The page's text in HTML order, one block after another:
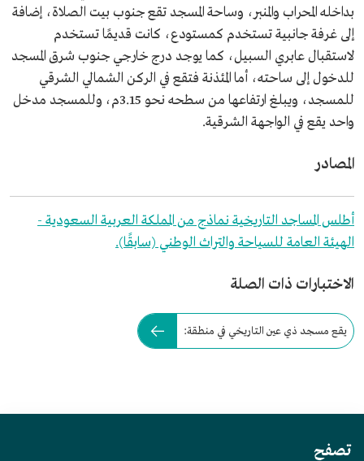
بداخله المحراب والمنبر، وساحة المسجد تقع جنوب بيت الصلاة، إضافة
إلى غرفة جانبية تستخدم كمستودع، كانت قديمًا تستخدم
لاستقبال عابري السبيل، كما يوجد درج خارجي جنوب شرق المسجد
للدخول إلى ساحته، أما المئذنة فتقع في الركن الشمالي الشرقي
للمسجد، ويبلغ ارتفاعها من سطحه نحو 3.15م، وللمسجد مدخل
واحد يقع في الواجهة الشرقية.
المصادر
أطلس المساجد التاريخية نماذج من المملكة العربية السعودية -
الهيئة العامة للسياحة والتراث الوطني (سابقًا).
الاختبارات ذات الصلة
يقع مسجد ذي عين التاريخي في منطقة:
تصفح